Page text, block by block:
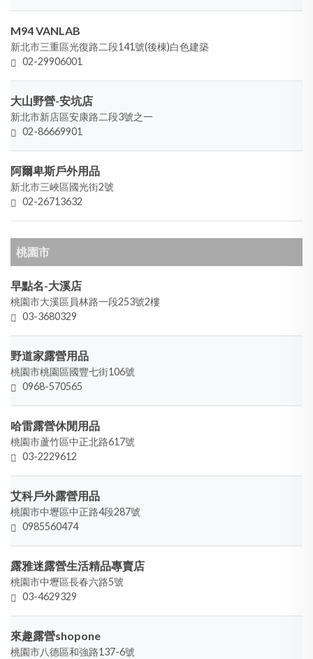
M94 VANLAB
新北市三重區光復路二段141號(後棟)白色建築
02-29906001
大山野營-安坑店
新北市新店區安康路二段3號之一
02-86669901
阿爾卑斯戶外用品
新北市三峽區國光街2號
02-26713632
桃園市
早點名-大溪店
桃園市大溪區員林路一段253號2樓
03-3680329
野道家露營用品
桃園市桃園區國豐七街106號
0968-570565
哈雷露營休閒用品
桃園市蘆竹區中正北路617號
03-2229612
艾科戶外露營用品
桃園市中壢區中正路4段287號
0985560474
露雅迷露營生活精品專賣店
桃園市中壢區長春六路5號
03-4629329
來趣露營shopone
桃園市八德區和強路137-6號